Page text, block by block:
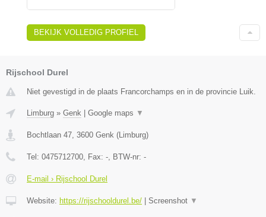
BEKIJK VOLLEDIG PROFIEL
Rijschool Durel
Niet gevestigd in de plaats Francorchamps en in de provincie Luik.
Limburg » Genk Google maps ▼
Bochtlaan 47, 3600 Genk (Limburg)
Tel: 0475712700, Fax: -, BTW-nr: -
E-mail › Rijschool Durel
Website: https://rijschooldurel.be/ Screenshot ▼